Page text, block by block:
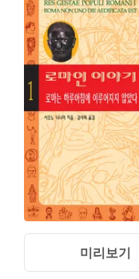
미리보기